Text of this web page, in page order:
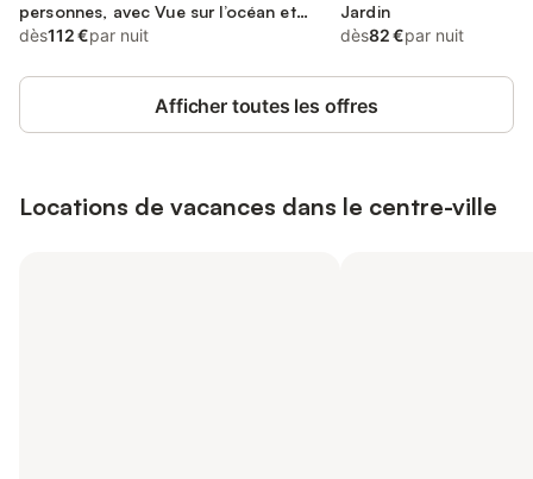
personnes, avec Vue sur l’océan et
Terrasse
dès112 €par nuit
Jardin
dès82 €par nuit
Afficher toutes les offres
Locations de vacances dans le centre-ville